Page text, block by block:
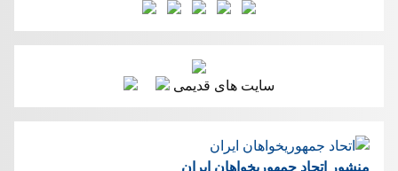
سایت های قدیمی
منشور اتحاد جمهوریخواهان ایران